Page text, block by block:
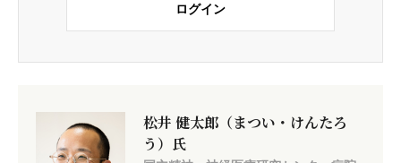
ログイン
松井 健太郎（まつい・けんたろ
う）氏